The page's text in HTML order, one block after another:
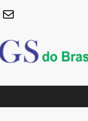
WhatsApp